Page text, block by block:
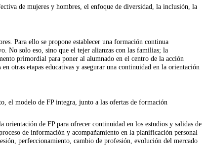
de mujeres y hombres, el enfoque de diversidad, la inclusión, la
Para ello se propone establecer una formación continua
No solo eso, sino que el tejer alianzas con las familias; la
primordial para poner al alumnado en el centro de la acción
otras etapas educativas y asegurar una continuidad en la orientación
el modelo de FP integra, junto a las ofertas de formación
de FP para ofrecer continuidad en los estudios y salidas de
de información y acompañamiento en la planificación personal
perfeccionamiento, cambio de profesión, evolución del mercado